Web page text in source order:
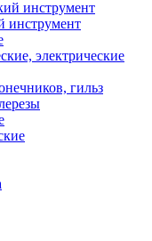
инструмент
электрические
гильз